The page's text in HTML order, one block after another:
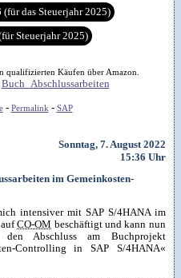
das Steuerjahr 2025)
Steuerjahr 2025)
qualifizierten Käufen über Amazon.
Buch_Abschlussarbeiten
- Permalink- SAP
Sonntag, 7. August 2022
15:36 Uhr
im Gemeinkosten-
intensiver mit SAP S/4HANA im
aufCO-OM beschäftigt und kann nun
Abschluss am Buchprojekt
Controlling in SAP S/4HANA«